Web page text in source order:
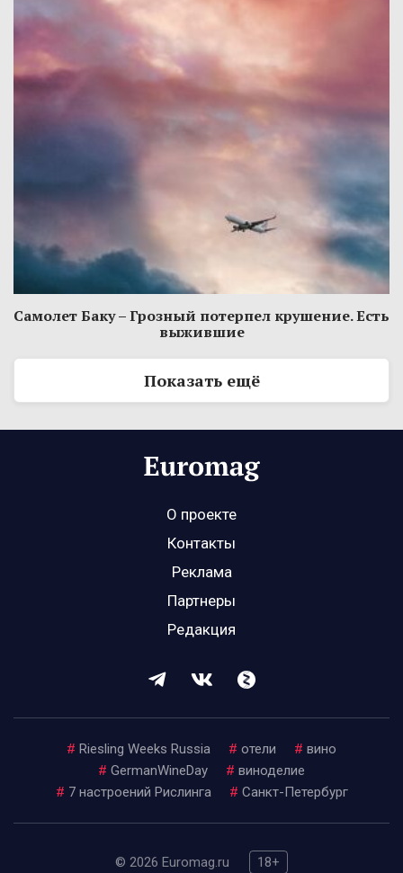
Самолет Баку – Грозный потерпел крушение. Есть
выжившие
Показать ещё
О проекте
Контакты
Реклама
Партнеры
Редакция
# Riesling Weeks Russia # отели # вино
# GermanWineDay # виноделие
# 7 настроений Рислинга # Санкт-Петербург
© 2026 Euromag.ru 18+